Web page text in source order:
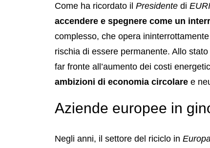
Come ha ricordato il Presidente di
accendere e spegnere come un
complesso, che opera
rischia di essere permanente. Allo
far fronte all’aumento dei costi
ambizioni di economia circolare e
Aziende europee in
Negli anni, il settore del riciclo in Europa